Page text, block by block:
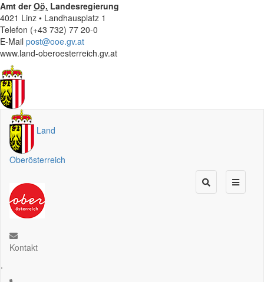
Amt derOö. Landesregierung
4021 Linz • Landhausplatz 1
Telefon (+43 732) 77 20-0
E-Mail post@ooe.gv.at
www.land-oberoesterreich.gv.at
Land
Oberösterreich
Kontakt
.